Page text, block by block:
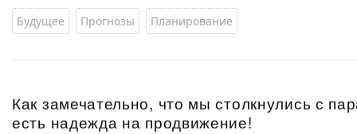
Будущее Прогнозы Планирование
Как замечательно, что мы столкнулись с
есть надежда на продвижение!